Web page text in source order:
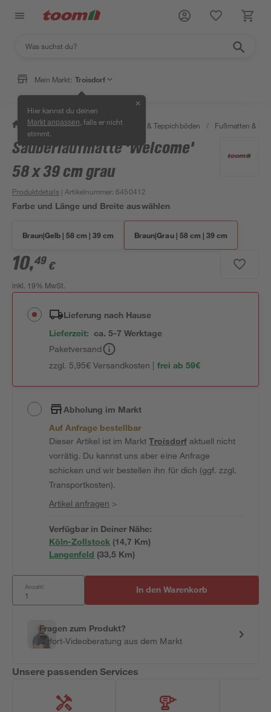
Mein Markt: Troisdorf
Hier kannst du deinen
Markt anpassen , falls er nicht
stimmt.
✕
/ Wohnen & Haushalt / Teppiche & Teppichböden / Fußmatten &
Sauberlaufmatte 'Welcome'
58 x 39 cm grau
Produktdetails | Artikelnummer:6450412
Farbe und Länge und Breite auswählen
Braun|Gelb | 58 cm | 39 cm Braun|Grau | 58 cm | 39 cm
10,49 €
inkl. 19% MwSt.
Lieferung nach Hause
Lieferzeit: ca. 5-7 Werktage
Paketversand
zzgl. 5,95€ Versandkosten | frei ab 59€
Abholung im Markt
Auf Anfrage bestellbar
Dieser Artikel ist im MarktTroisdorfaktuell nicht
vorrätig. Du kannst uns aber eine Anfrage
schicken und wir bestellen ihn für dich (ggf. zzgl.
Transportkosten).
Artikel anfragen >
Verfügbar in Deiner Nähe:
Köln-Zollstock (14,7 Km)
Langenfeld (33,5 Km)
Anzahl: In den Warenkorb
Fragen zum Produkt?
Sofort-Videoberatung aus dem Markt
Unsere passenden Services